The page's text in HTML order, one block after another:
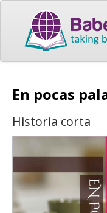
En pocas
Historia corta